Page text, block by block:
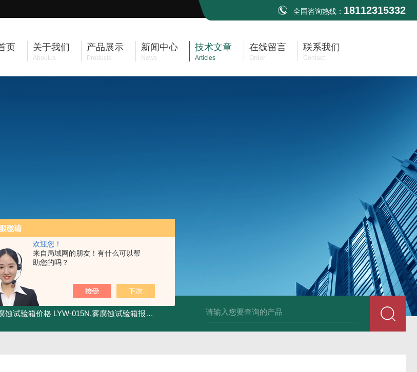
欢迎您！
来自局域网的朋友！有什么可以帮
助您的吗？
全国咨询热线： 18112315332
页 关于我们
Aboutus
产品展示
Products
新闻中心
News
技术文章
Articles
在线留言
Order
联系我们
Contact
蚀试验箱价格 LYW-015N,雾腐蚀试验箱报价 LYW-025N,雾腐蚀试验箱 LYW-075N,上海雾腐蚀试验箱 YFX-150,盐雾腐蚀试